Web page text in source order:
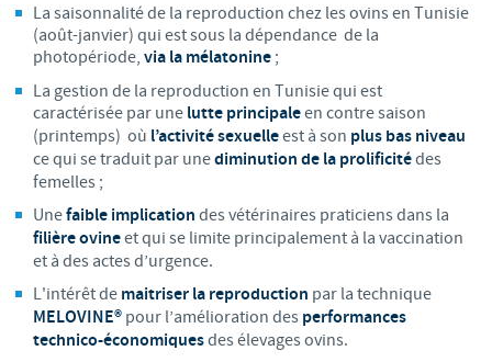
La saisonnalité de la reproduction chez les ovins en Tunisie
(août-janvier) qui est sous la dépendance de la
photopériode, via la mélatonine ;
La gestion de la reproduction en Tunisie qui est
caractérisée par une lutte principaleen contre saison
(printemps) où l’activité sexuelleest à son plus bas niveau
ce qui se traduit par unediminution de la prolificitédes
femelles ;
Unefaible implication des vétérinaires praticiens dans la
filière ovineet qui se limite principalement à la vaccination
et à des actes d’urgence.
L'intérêt de maitriser la reproduction par la technique
MELOVINE® pour l’amélioration des performances
technico-économiquesdes élevages ovins.